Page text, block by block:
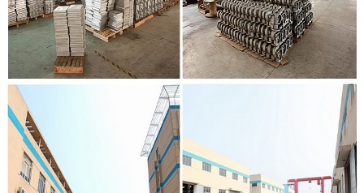
Tinggalkan pesan
Kami akan segera menghubungi
Anda kembali!